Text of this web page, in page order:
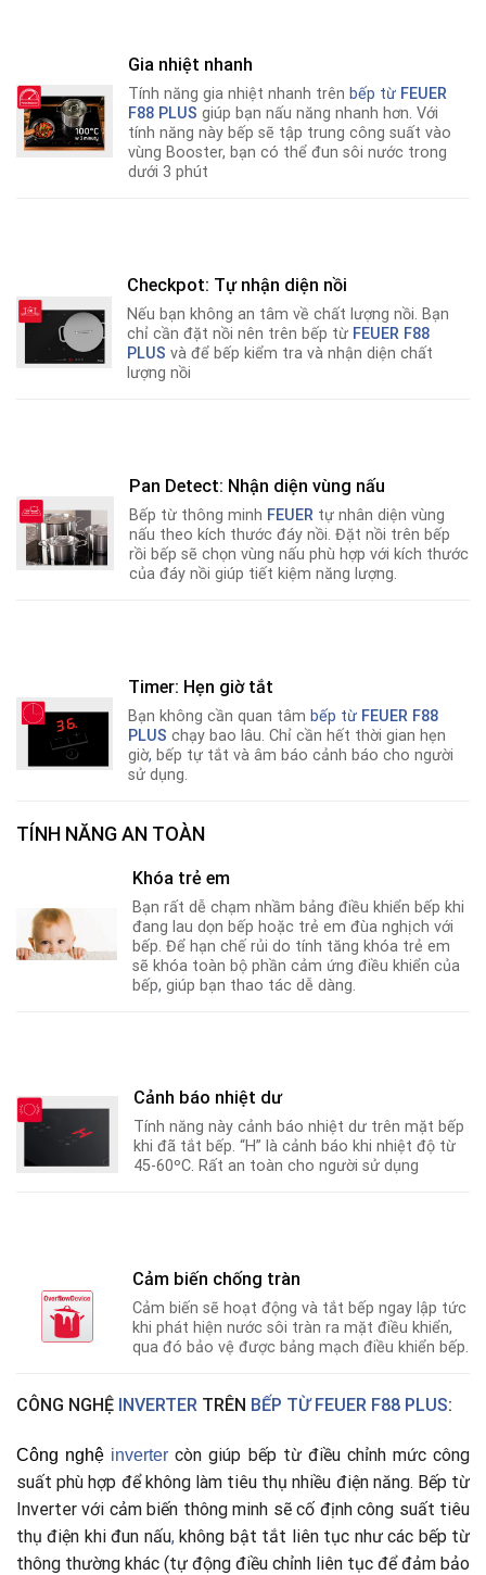
Gia nhiệt nhanh
Tính năng gia nhiệt nhanh trên bếp từ FEUER
F88 PLUS giúp bạn nấu năng nhanh hơn. Với
tính năng này bếp sẽ tập trung công suất vào
vùng Booster, bạn có thể đun sôi nước trong
dưới 3 phút
Checkpot: Tự nhận diện nồi
Nếu bạn không an tâm về chất lượng nồi. Bạn
chỉ cần đặt nồi nên trên bếp từ FEUER F88
PLUS và để bếp kiểm tra và nhận diện chất
lượng nồi
Pan Detect: Nhận diện vùng nấu
Bếp từ thông minh FEUER tự nhân diện vùng
nấu theo kích thước đáy nồi. Đặt nồi trên bếp
rồi bếp sẽ chọn vùng nấu phù hợp với kích thước
của đáy nồi giúp tiết kiệm năng lượng.
Timer: Hẹn giờ tắt
Bạn không cần quan tâm bếp từ FEUER F88
PLUS chạy bao lâu. Chỉ cần hết thời gian hẹn
giờ, bếp tự tắt và âm báo cảnh báo cho người
sử dụng.
TÍNH NĂNG AN TOÀN
Khóa trẻ em
Bạn rất dễ chạm nhầm bảng điều khiển bếp khi
đang lau dọn bếp hoặc trẻ em đùa nghịch với
bếp. Để hạn chế rủi do tính tăng khóa trẻ em
sẽ khóa toàn bộ phần cảm ứng điều khiển của
bếp, giúp bạn thao tác dễ dàng.
Cảnh báo nhiệt dư
Tính năng này cảnh báo nhiệt dư trên mặt bếp
khi đã tắt bếp. “H” là cảnh báo khi nhiệt độ từ
45-60ºC. Rất an toàn cho người sử dụng
Cảm biến chống tràn
Cảm biến sẽ hoạt động và tắt bếp ngay lập tức
khi phát hiện nước sôi tràn ra mặt điều khiển,
qua đó bảo vệ được bảng mạch điều khiển bếp.
CÔNG NGHỆ INVERTER TRÊN BẾP TỪ FEUER F88 PLUS:
Công nghệ inverter còn giúp bếp từ điều chỉnh mức công
suất phù hợp để không làm tiêu thụ nhiều điện năng. Bếp từ
Inverter với cảm biến thông minh sẽ cố định công suất tiêu
thụ điện khi đun nấu,không bật tắt liên tục như các bếp từ
thông thường khác (tự động điều chỉnh liên tục để đảm bảo